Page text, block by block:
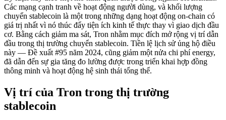
Các mạng cạnh tranh về hoạt động người dùng, và khối lượng
chuyển stablecoin là một trong những dạng hoạt động on-chain có
giá trị nhất vì nó thúc đẩy tiện ích kinh tế thực thay vì giao dịch đầu
cơ. Bằng cách giảm ma sát, Tron nhằm mục đích mở rộng vị trí dẫn
đầu trong thị trường chuyển stablecoin. Tiền lệ lịch sử ủng hộ điều
này — Đề xuất #95 năm 2024, cũng giảm một nửa chi phí energy,
đã dẫn đến sự gia tăng đo lường được trong triển khai hợp đồng
thông minh và hoạt động hệ sinh thái tổng thể.
Vị trí của Tron trong thị trường
stablecoin